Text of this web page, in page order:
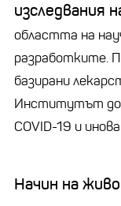
изследвания
областта на
разработките.
базирани
Институтът
COVID-19 и
Начин на